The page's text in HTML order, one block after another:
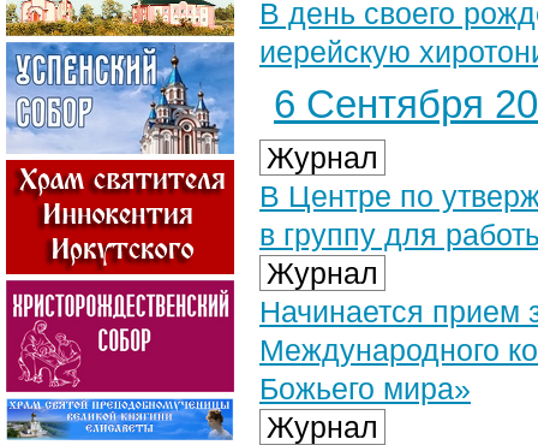
В день своего
иерейскую
6 Сентября
Журнал
В Центре по
в группу для
Журнал
Начинается прием
Международного
Божьего мира»
Журнал